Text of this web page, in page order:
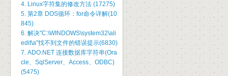
4. Linux字符集的修改方法 (17275)
5. 第2章 DOS循环：for命令详解(10
845)
6. 解决"C:\WINDOWS\system32\ali
edit\a"找不到文件的错误提示(6830)
7. ADO.NET 连接数据库字符串(Ora
cle、SqlServer、Access、ODBC)
(5475)